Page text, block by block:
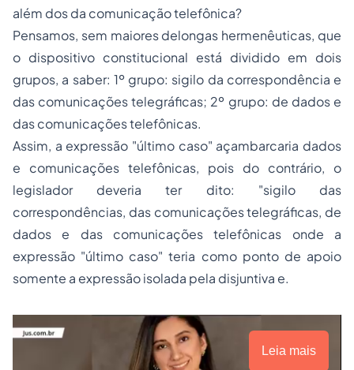
além dos da comunicação telefônica?
Pensamos, sem maiores delongas hermenêuticas, que
o dispositivo constitucional está dividido em dois
grupos, a saber: 1º grupo: sigilo da correspondência e
das comunicações telegráficas; 2º grupo: de dados e
das comunicações telefônicas.
Assim, a expressão "último caso" açambarcaria dados
e comunicações telefônicas, pois do contrário, o
legislador deveria ter dito: "sigilo das
correspondências, das comunicações telegráficas, de
dados e das comunicações telefônicas onde a
expressão "último caso" teria como ponto de apoio
somente a expressão isolada pela disjuntiva e.
Leia mais